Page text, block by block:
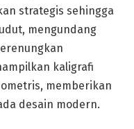
strategis sehingga
mengundang
kaligrafi
memberikan
desain modern.